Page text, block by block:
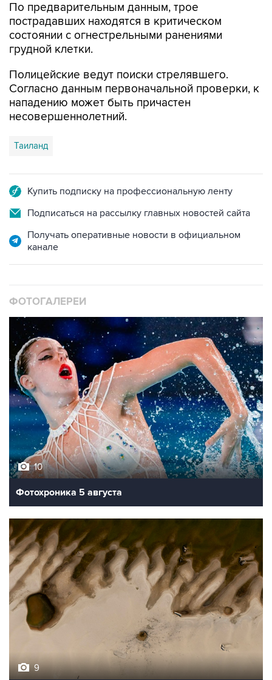
По предварительным данным, трое
пострадавших находятся в критическом
состоянии с огнестрельными ранениями
грудной клетки.
Полицейские ведут поиски стрелявшего.
Согласно данным первоначальной проверки, к
нападению может быть причастен
несовершеннолетний.
Таиланд
Купить подписку на профессиональную ленту
Подписаться на рассылку главных новостей сайта
Получать оперативные новости в официальном
канале
ФОТОГАЛЕРЕИ
10
Фотохроника 5 августа
9